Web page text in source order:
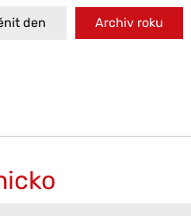
den Archiv roku